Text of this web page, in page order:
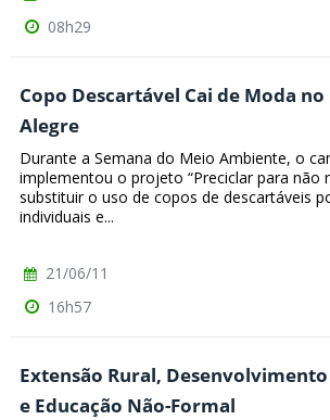
08h29
Copo Descartável Cai de Moda no
Alegre
Durante a Semana do Meio Ambiente, o
implementou o projeto “Preciclar para não
substituir o uso de copos de descartáveis
individuais e...
21/06/11
16h57
Extensão Rural,
e Educação Não-Formal